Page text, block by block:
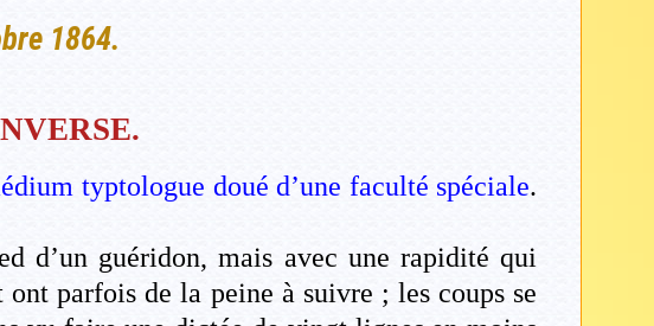
1864.
typtologue doué d’une faculté spéciale.
d’un guéridon, mais avec une rapidité qui
parfois de la peine à suivre ; les coups se